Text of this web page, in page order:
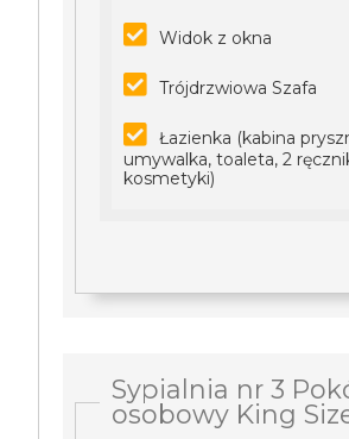
Widok z okna
Trójdrzwiowa Szafa
Łazienka (kabina
umywalka, toaleta, 2
kosmetyki)
Sypialnia nr 3
osobowy King